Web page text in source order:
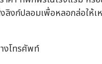
ลิงก์ปลอมเพื่อหลอกล่อให้
งโทรศัพท์